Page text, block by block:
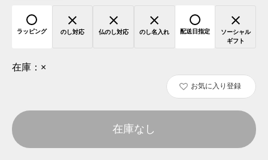
ラッピング のし対応 仏のし対応 のし名入れ 配送日指定
ソーシャル
ギフト
在庫： ×
お気に入り登録
在庫なし